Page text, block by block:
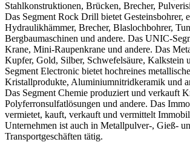
Stahlkonstruktionen, Brücken, Brecher,
Das Segment Rock Drill bietet Gesteinsbohrer,
Hydraulikhämmer, Brecher, Blaslochbohrer,
Bergbaumaschinen und andere. Das UNIC-
Krane, Mini-Raupenkrane und andere. Das
Kupfer, Gold, Silber, Schwefelsäure, Kalkstein
Segment Electronic bietet hochreines
Kristallprodukte, Aluminiumnitridkeramik und
Das Segment Chemie produziert und verkauft
Polyferronsulfatlösungen und andere. Das
vermietet, kauft, verkauft und vermittelt
Unternehmen ist auch in Metallpulver-, Gieß-
Transportgeschäften tätig.